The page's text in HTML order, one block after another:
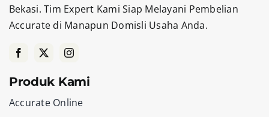
Bekasi. Tim Expert Kami Siap Melayani Pembelian
Accurate di Manapun Domisli Usaha Anda.
Produk Kami
Accurate Online